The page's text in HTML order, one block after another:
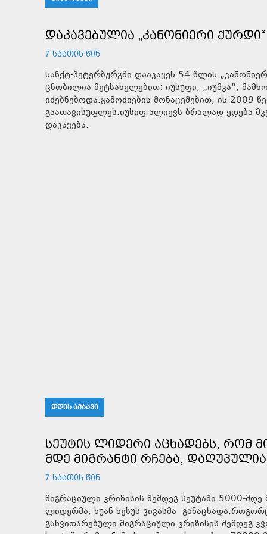
ᲓᲐᲙᲐᲕᲔᲑᲣᲚᲘᲐ „ᲙᲐᲜᲝᲜᲘᲔᲠᲘ
7 ᲡᲐᲐᲗᲘᲡ ᲬᲘᲜ
სანქტ-პეტერბურგში დააკავეს 54 წლის
ცნობილია მეტსახელებით: იუსუფი, „იუშკა“,
იძებნებოდა.გამოძიების მონაცემებით, ის 2009
გაათავისუფლეს.იუსიფ ალიევს ბრალად ედება
დაკავება.
ᲓᲦᲘᲡ ᲐᲛᲑᲐᲕᲘ
ᲡᲔᲣᲢᲘᲡ ᲚᲘᲓᲔᲠᲘ ᲐᲪᲮᲐᲓᲔᲑᲡ, ᲠᲝᲛ
ᲛᲓᲔ ᲛᲘᲒᲠᲐᲜᲢᲘ ᲠᲩᲔᲑᲐ, ᲓᲐᲦᲣᲞᲣᲚᲘᲐ
7 ᲡᲐᲐᲗᲘᲡ ᲬᲘᲜ
მიგრაციული კრიზისის შემდეგ სეუტაში 5000-
ლიდერმა, ხუან ხესუს ვივასმა
განვითარებული მიგრაციული კრიზისის შემდეგ